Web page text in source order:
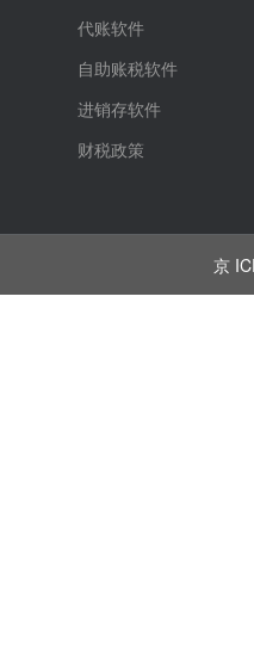
代账软件
自助账税软件
进销存软件
财税政策
京